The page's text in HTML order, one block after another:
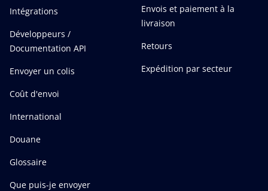
Intégrations
Développeurs /
Documentation API
Envoyer un colis
Coût d'envoi
International
Douane
Glossaire
Que puis-je envoyer
Envois et paiement à la
livraison
Retours
Expédition par secteur